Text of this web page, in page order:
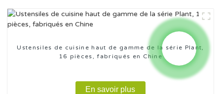
Ustensiles de cuisine haut de gamme de la série Plant,
16 pièces, fabriqués en Chine
En savoir plus